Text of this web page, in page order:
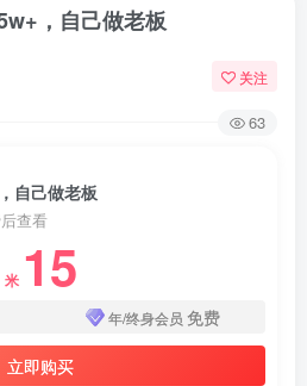
，自己做老板
关注
63
自己做老板
查看
米 15
年/终身会员 免费
立即购买